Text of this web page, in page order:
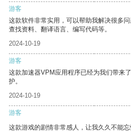
游客
这款软件非常实用，可以帮助我解决很多
查找资料、翻译语言、编写代码等。
2024-10-19
游客
这款加速器VPM应用程序已经为我们带来
护。
2024-10-19
游客
这款游戏的剧情非常感人，让我久久不能忘